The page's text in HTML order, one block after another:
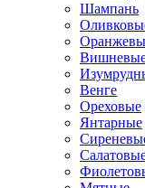
Шампань
Венге
Ореховые
Янтарные